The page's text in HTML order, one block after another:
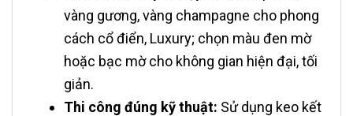
vàng gương, vàng champagne cho phong
cách cổ điển, Luxury; chọn màu đen mờ
hoặc bạc mờ cho không gian hiện đại, tối
giản.
Thi công đúng kỹ thuật: Sử dụng keo kết